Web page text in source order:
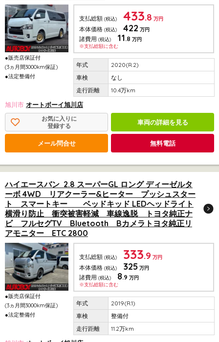
●販売店保証付
(3ヵ月間3000km保証)
●法定整備付
支払総額 (税込) 433.8 万円
本体価格 (税込) 422 万円
諸費用 (税込) 11.8 万円
※支払総額に含む
2020(R.2)
なし
10.4万km
旭川市 オートボーイ旭川店
お気に入りに
登録する
車両の詳細を見る
メール問合せ 無料電話
ハイエースバン 2.8 スーパーGL ロング ディーゼルタ
ーボ 4WD リアクーラー&ヒーター プッシュスター
ト スマートキー ベッドキッド LEDヘッドライト
横滑り防止 衝突被害軽減 車線逸脱 トヨタ純正ナ
ビ フルセグTV Bluetooth Bカメラトヨタ純正リ
アモニター ETC 2800
●販売店保証付
(3ヵ月間3000km保証)
●法定整備付
支払総額 (税込) 333.9 万円
本体価格 (税込) 325 万円
諸費用 (税込) 8.9 万円
※支払総額に含む
2019(R.1)
整備付
11.2万km